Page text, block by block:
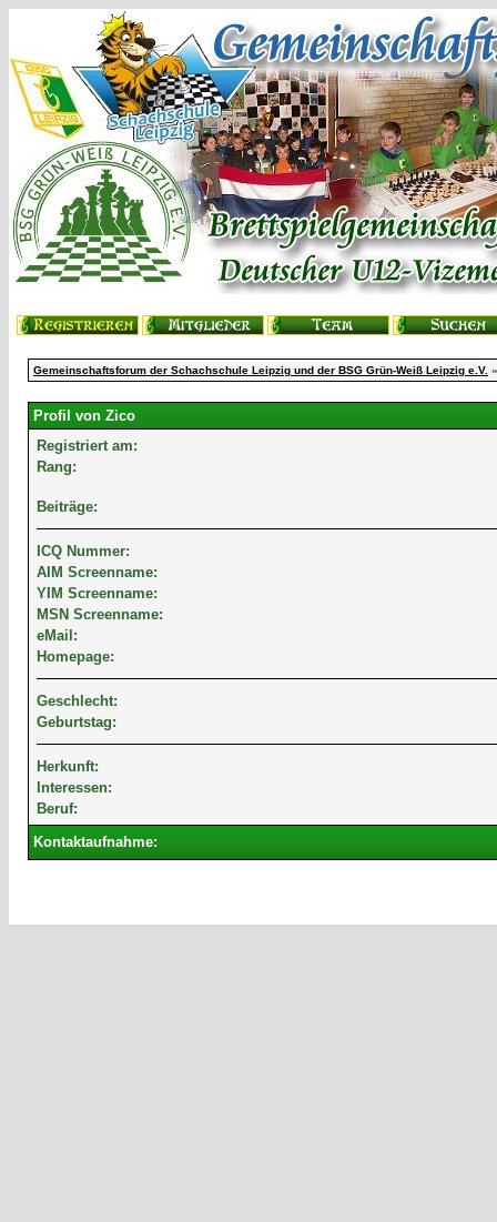
Gemeinschaftsforum der Schachschule Leipzig und der BSG Grün-Weiß Leipzig e.V.
Profil von Zico
Registriert am:
Rang:
Beiträge:
ICQ Nummer:
AIM Screenname:
YIM Screenname:
MSN Screenname:
eMail:
Homepage:
Geschlecht:
Geburtstag:
Herkunft:
Interessen:
Beruf:
Kontaktaufnahme: